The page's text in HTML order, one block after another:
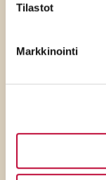
Tilastot
Markkinointi